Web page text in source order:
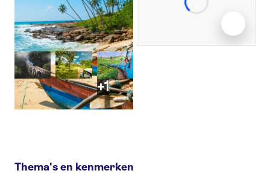
+1
Thema's en kenmerken